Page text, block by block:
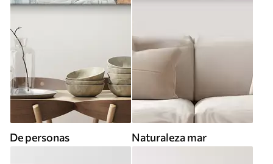
De personas Naturaleza mar